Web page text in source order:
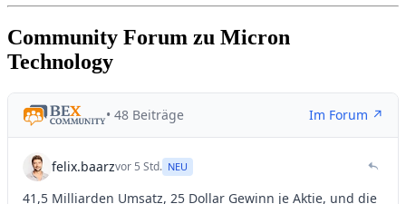
Community Forum zu Micron
Technology